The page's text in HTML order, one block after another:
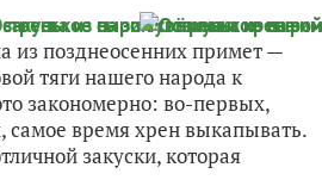
из позднеосенних примет —
тяги нашего народа к
закономерно: во-первых,
самое время хрен выкапывать.
закуски, которая